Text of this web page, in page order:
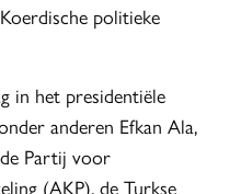
politieke
in het presidentiële
anderen Efkan Ala,
Partij voor
(AKP), de Turkse